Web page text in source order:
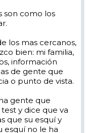
son como los
los mas cercanos,
bien: mi familia,
información
de gente que
o punto de vista.
gente que
y dice que va
que su esquí y
esquí no le ha